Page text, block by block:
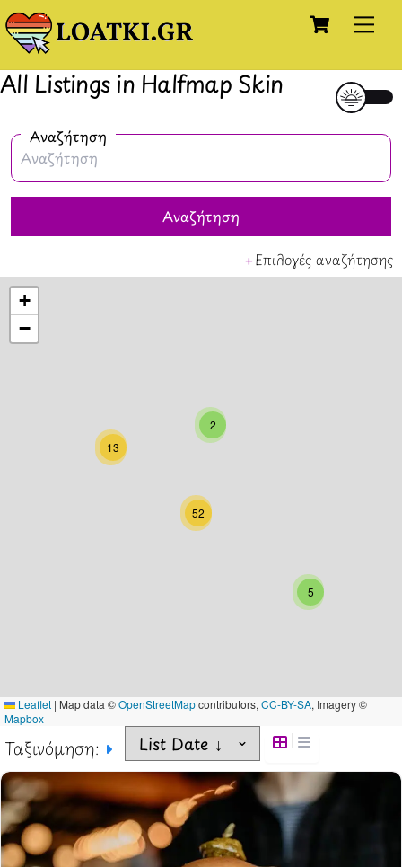
Skip
to
content
Cart
All Listings in Halfmap Skin
Αναζήτηση
Αναζήτηση
Επιλογές αναζήτησης
2
5
13
52
+
−
Leaflet | Map data ©OpenStreetMapcontributors, CC-BY-SA, Imagery ©
Mapbox
Ταξινόμηση: